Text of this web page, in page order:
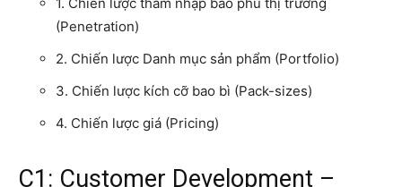
(Penetration)
2. Chiến lược Danh mục sản phẩm (Portfolio)
3. Chiến lược kích cỡ bao bì (Pack-sizes)
4. Chiến lược giá (Pricing)
C1: Customer Development –